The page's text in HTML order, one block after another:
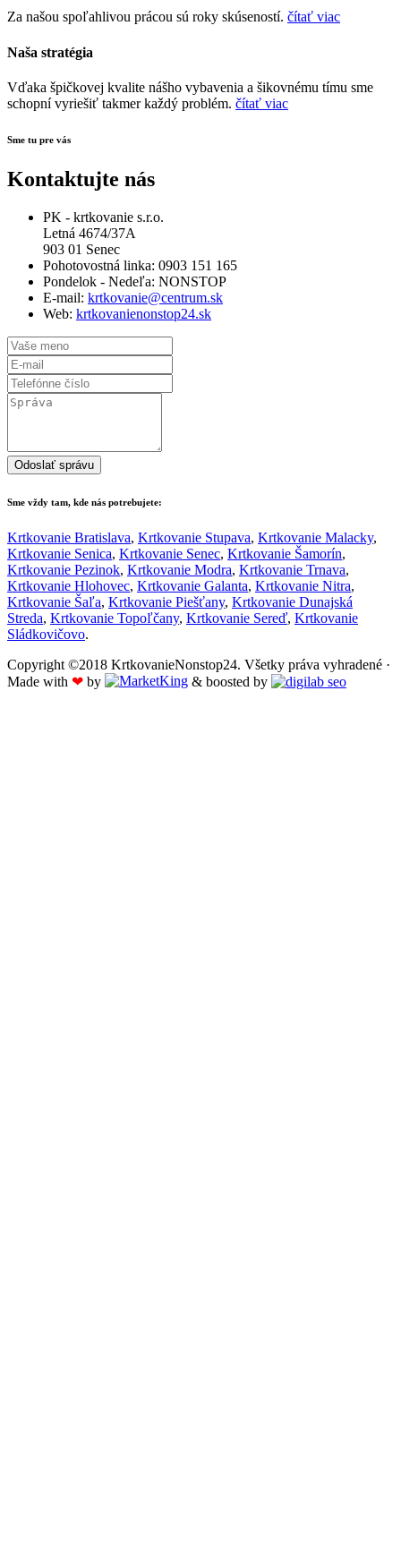
Za našou spoľahlivou prácou sú roky skúseností. čítať viac
Naša stratégia
Vďaka špičkovej kvalite nášho vybavenia a šikovnému tímu sme
schopní vyriešiť takmer každý problém. čítať viac
Sme tu pre vás
Kontaktujte nás
PK - krtkovanie s.r.o.
Letná 4674/37A
903 01 Senec
Pohotovostná linka: 0903 151 165
Pondelok - Nedeľa: NONSTOP
E-mail: krtkovanie@centrum.sk
Web: krtkovanienonstop24.sk
Odoslať správu
Sme vždy tam, kde nás potrebujete:
Krtkovanie Bratislava, Krtkovanie Stupava, Krtkovanie Malacky,
Krtkovanie Senica, Krtkovanie Senec, Krtkovanie Šamorín,
Krtkovanie Pezinok, Krtkovanie Modra, Krtkovanie Trnava,
Krtkovanie Hlohovec, Krtkovanie Galanta, Krtkovanie Nitra,
Krtkovanie Šaľa, Krtkovanie Piešťany, Krtkovanie Dunajská
Streda, Krtkovanie Topoľčany, Krtkovanie Sereď, Krtkovanie
Sládkovičovo.
Copyright ©2018 KrtkovanieNonstop24. Všetky práva vyhradené ·
Made with ❤ by & boosted by